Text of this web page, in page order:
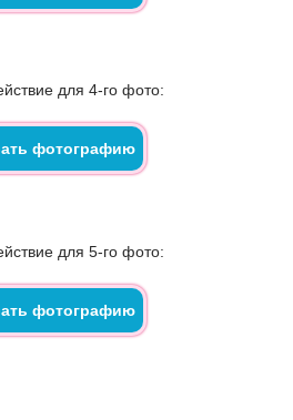
для 4-го фото:
для 5-го фото: